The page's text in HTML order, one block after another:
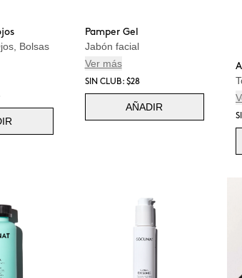
Bolsas
Pamper Gel
Jabón facial
Ver más
SIN CLUB: $28
AÑADIR